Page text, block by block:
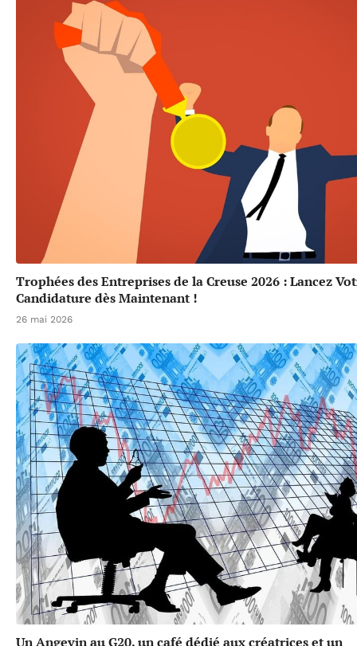
Trophées des Entreprises de la Creuse 2026 : Lancez
Candidature dès Maintenant !
26 mai 2026
Un Angevin au G20, un café dédié aux créatrices et un